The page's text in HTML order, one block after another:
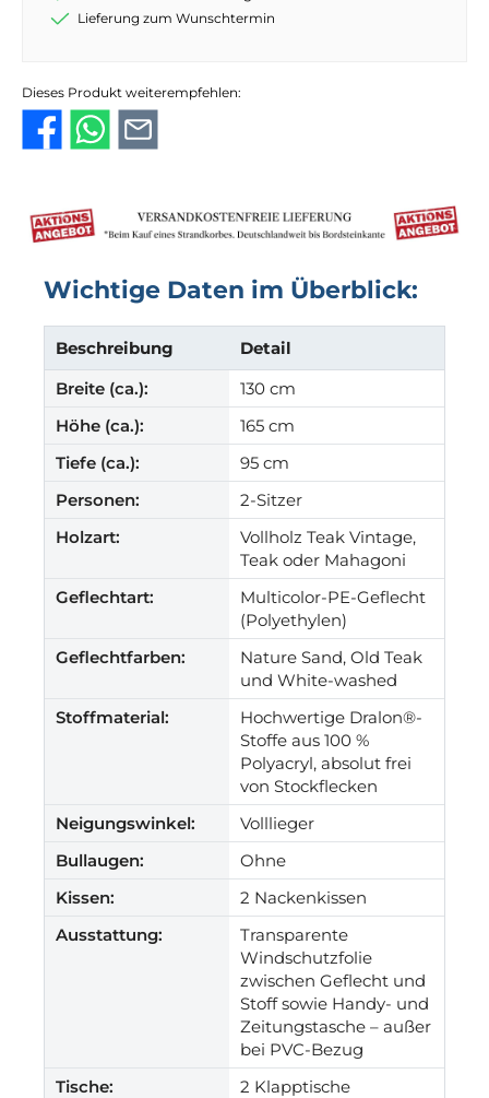
Lieferung zum Wunschtermin
Dieses Produkt weiterempfehlen:
Wichtige Daten im Überblick:
Beschreibung
Detail
Breite (ca.):
130 cm
Höhe (ca.):
165 cm
Tiefe (ca.):
95 cm
Personen:
2-Sitzer
Holzart:
Vollholz Teak Vintage,
Teak oder Mahagoni
Geflechtart:
Multicolor-PE-Geflecht
(Polyethylen)
Geflechtfarben:
Nature Sand, Old Teak
und White-washed
Stoffmaterial:
Hochwertige Dralon®-
Stoffe aus 100 %
Polyacryl, absolut frei
von Stockflecken
Neigungswinkel:
Volllieger
Bullaugen:
Ohne
Kissen:
2 Nackenkissen
Ausstattung:
Transparente
Windschutzfolie
zwischen Geflecht und
Stoff sowie Handy- und
Zeitungstasche – außer
bei PVC-Bezug
Tische:
2 Klapptische